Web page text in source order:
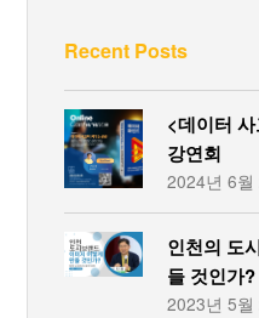
Recent Posts
<데이터
강연회
2024년 6월
인천의 도
들 것인가?
2023년 5월